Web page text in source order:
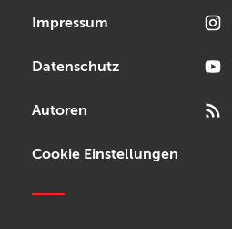
Impressum
Datenschutz
Autoren
Cookie Einstellungen